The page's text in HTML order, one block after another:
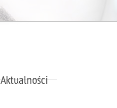
Aktualności